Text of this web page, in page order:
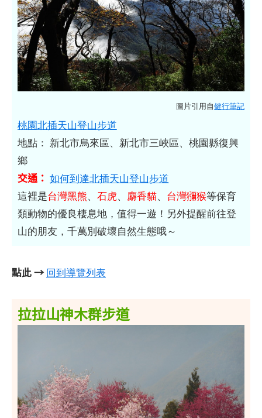
圖片引用自健行筆記
桃園北插天山登山步道
地點： 新北市烏來區、新北市三峽區、桃園縣復興
鄉
交通： 如何到達北插天山登山步道
這裡是台灣黑熊、 石虎、 麝香貓、 台灣獼猴等保育
類動物的優良棲息地，值得一遊！另外提醒前往登
山的朋友，千萬別破壞自然生態哦～
點此 → 回到導覽列表
拉拉山神木群步道